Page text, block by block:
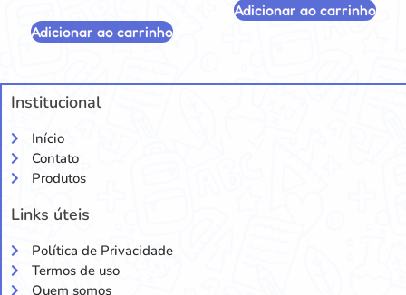
Adicionar ao carrinho
Adicionar ao carrinho
Institucional
Início
Contato
Produtos
Links úteis
Política de Privacidade
Termos de uso
Quem somos